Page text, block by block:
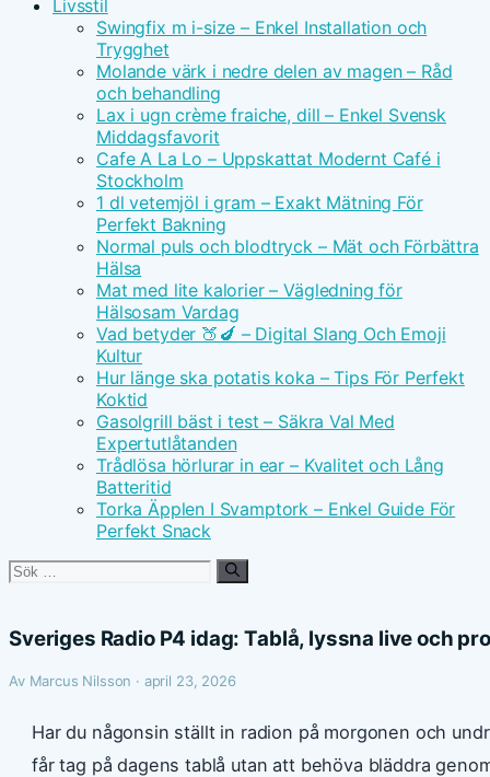
Livsstil
Swingfix m i-size – Enkel Installation och
Trygghet
Molande värk i nedre delen av magen – Råd
och behandling
Lax i ugn crème fraiche, dill – Enkel Svensk
Middagsfavorit
Cafe A La Lo – Uppskattat Modernt Café i
Stockholm
1 dl vetemjöl i gram – Exakt Mätning För
Perfekt Bakning
Normal puls och blodtryck – Mät och Förbättra
Hälsa
Mat med lite kalorier – Vägledning för
Hälsosam Vardag
Vad betyder 🍑🍆 – Digital Slang Och Emoji
Kultur
Hur länge ska potatis koka – Tips För Perfekt
Koktid
Gasolgrill bäst i test – Säkra Val Med
Expertutlåtanden
Trådlösa hörlurar in ear – Kvalitet och Lång
Batteritid
Torka Äpplen I Svamptork – Enkel Guide För
Perfekt Snack
Sök
Sveriges Radio P4 idag: Tablå, lyssna live och
Av Marcus Nilsson · april 23, 2026
Har du någonsin ställt in radion på morgonen och
får tag på dagens tablå utan att behöva bläddra